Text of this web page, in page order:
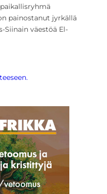
paikallisryhmä
painostanut jyrkällä
Siinain väestöä El-